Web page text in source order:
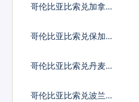
哥伦比亚比索兑加拿大
哥伦比亚比索兑保加利
哥伦比亚比索兑丹麦克
哥伦比亚比索兑波兰兹